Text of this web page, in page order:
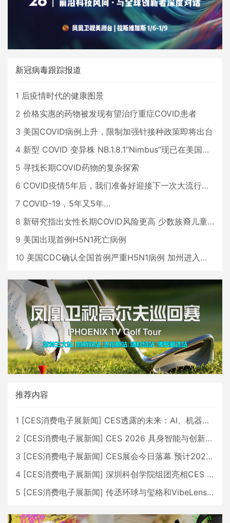
新冠病毒跟踪报道
1 后疫情时代的健康图景
2 价格实惠的药物被发现有望治疗重症COVID患者
3 美国COVID病例上升，限制加强针接种政策即将出台
4 新型 COVID 变异株 NB.1.8.1“Nimbus”现已在美国占据主导地位
5 寻找长期COVID药物的复杂探索
6 COVID疫情5年后，我们准备好迎接下一次大流行了吗？
7 COVID-19，5年又5年…
8 新研究指出女性长期COVID风险更高 少数族裔儿童存在差异
9 美国出现首例H5N1死亡病例
10 美国CDC确认全国首例严重H5N1病例 加州进入紧急状态
推荐内容
1 [CES消费电子展新闻] CES透露的未来：AI、机器人与智能生活大爆发
2 [CES消费电子展新闻] CES 2026 具身智能与创新领域 中国公司大放异彩
3 [CES消费电子展新闻] CES展会今日落幕 预计2026行业收入将超五千亿美元
4 [CES消费电子展新闻] 深圳科创学院组团亮相CES 广受好评
5 [CES消费电子展新闻] 传丞环球与玺格和VibeLens共同推出全新耳机